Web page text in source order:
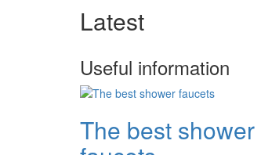
Latest
Useful information
The best shower